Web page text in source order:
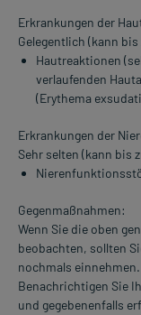
Erkrankungen der
Gelegentlich (kann
Hautreaktionen
verlaufenden
(Erythema
Erkrankungen der
Sehr selten (kann bis
Gegenmaßnahmen:
Wenn Sie die oben
beobachten, sollten
nochmals einnehmen.
Benachrichtigen Sie
und gegebenenfalls